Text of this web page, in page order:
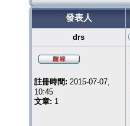
發表人
drs
註冊時間: 2015-07-07,
10:45
文章: 1